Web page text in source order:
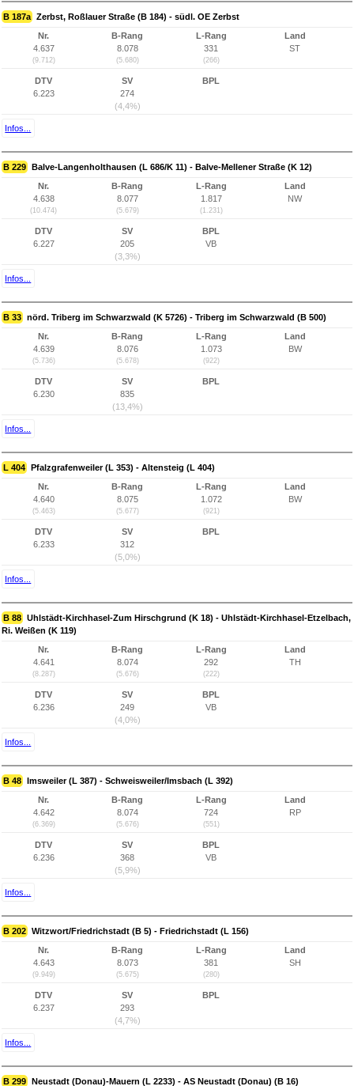
B 187a Zerbst, Roßlauer Straße (B 184) - südl. OE Zerbst
Nr.
4.637
(9.712)
B-Rang
8.078
(5.680)
L-Rang
331
(266)
Land
ST
DTV
6.223
SV
274
(4,4%)
BPL
Infos...
B 229 Balve-Langenholthausen (L 686/K 11) - Balve-Mellener Straße (K 12)
Nr.
4.638
(10.474)
B-Rang
8.077
(5.679)
L-Rang
1.817
(1.231)
Land
NW
DTV
6.227
SV
205
(3,3%)
BPL
VB
Infos...
B 33 nörd. Triberg im Schwarzwald (K 5726) - Triberg im Schwarzwald (B 500)
Nr.
4.639
(5.736)
B-Rang
8.076
(5.678)
L-Rang
1.073
(922)
Land
BW
DTV
6.230
SV
835
(13,4%)
BPL
Infos...
L 404 Pfalzgrafenweiler (L 353) - Altensteig (L 404)
Nr.
4.640
(5.463)
B-Rang
8.075
(5.677)
L-Rang
1.072
(921)
Land
BW
DTV
6.233
SV
312
(5,0%)
BPL
Infos...
B 88 Uhlstädt-Kirchhasel-Zum Hirschgrund (K 18) - Uhlstädt-Kirchhasel-Etzelbach,
Ri. Weißen (K 119)
Nr.
4.641
(8.287)
B-Rang
8.074
(5.676)
L-Rang
292
(222)
Land
TH
DTV
6.236
SV
249
(4,0%)
BPL
VB
Infos...
B 48 Imsweiler (L 387) - Schweisweiler/Imsbach (L 392)
Nr.
4.642
(6.369)
B-Rang
8.074
(5.676)
L-Rang
724
(551)
Land
RP
DTV
6.236
SV
368
(5,9%)
BPL
VB
Infos...
B 202 Witzwort/Friedrichstadt (B 5) - Friedrichstadt (L 156)
Nr.
4.643
(9.949)
B-Rang
8.073
(5.675)
L-Rang
381
(280)
Land
SH
DTV
6.237
SV
293
(4,7%)
BPL
Infos...
B 299 Neustadt (Donau)-Mauern (L 2233) - AS Neustadt (Donau) (B 16)